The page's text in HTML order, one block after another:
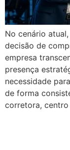
No cenário
decisão de
empresa
presença
necessidade
de forma
corretora,